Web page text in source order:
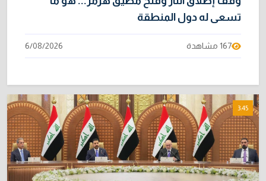
تسعى له دول المنطقة
167 مشاهدة 6/08/2026
3:45